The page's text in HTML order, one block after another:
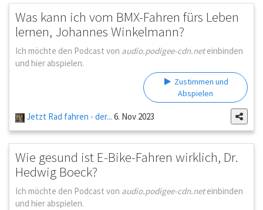
Was kann ich vom BMX-Fahren fürs Leben
lernen, Johannes Winkelmann?
Ich möchte den Podcast von audio.podigee-cdn.neteinbinden
und hier abspielen.
Zustimmen und
Abspielen
Jetzt Rad fahren - der... 6. Nov 2023
Wie gesund ist E-Bike-Fahren wirklich, Dr.
Hedwig Boeck?
Ich möchte den Podcast von audio.podigee-cdn.neteinbinden
und hier abspielen.